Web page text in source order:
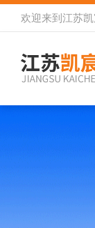
欢迎来到 江苏